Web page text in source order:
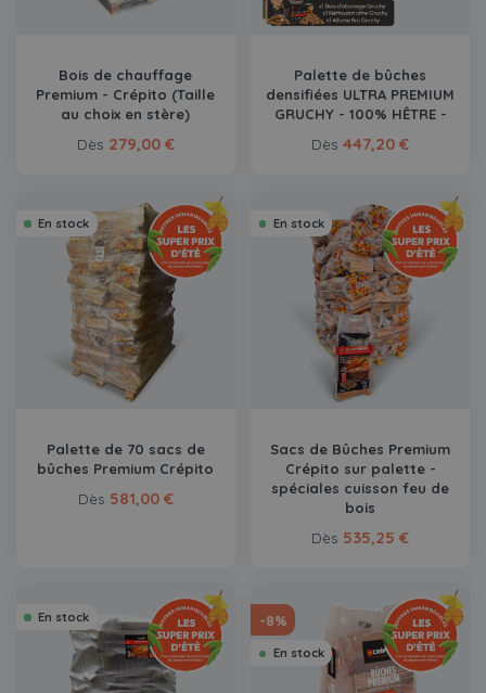
Bois de chauffage
Premium - Crépito (Taille
au choix en stère)
Dès 279,00 €
Palette de bûches
densifiées ULTRA PREMIUM
GRUCHY - 100% HÊTRE -
Dès 447,20 €
En stock
Palette de 70 sacs de
bûches Premium Crépito
Dès 581,00 €
En stock
Sacs de Bûches Premium
Crépito sur palette -
spéciales cuisson feu de
bois
Dès 535,25 €
En stock -8%
En stock